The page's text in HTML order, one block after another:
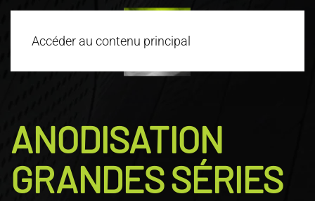
Accéder au contenu principal
ANODISATION
GRANDES SÉRIES